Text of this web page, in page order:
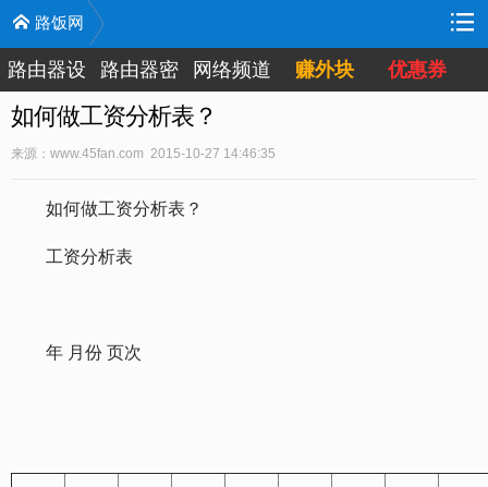
路饭网
路由器设
置
路由器密
码
网络频道 赚外块 优惠券
如何做工资分析表？
来源：www.45fan.com 2015-10-27 14:46:35
如何做工资分析表？
工资分析表
年 月份 页次